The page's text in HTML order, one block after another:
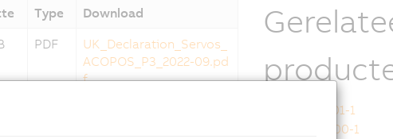
Type
Download
PDF
UK_Declaration_Servos_
ACOPOS_P3_2022-09.pd
f
8EAC0122.001-1
8EAC0130.000-1